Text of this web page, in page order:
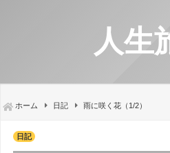
人生
ホーム 日記 雨に咲く花（1/2）
日記